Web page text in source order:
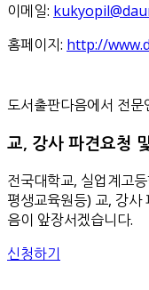
이메일:
홈페이지: http://
도서출판다음에서 전문
교, 강사 파견요청
전국대학교, 실업계고
평생교육원등) 교, 강사
음이 앞장서겠습니다.
신청하기